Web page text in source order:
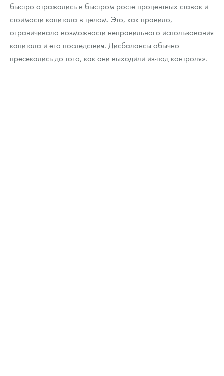
быстро отражались в быстром росте процентных ставок и
стоимости капитала в целом. Это, как правило,
ограничивало возможности неправильного использования
капитала и его последствия. Дисбалансы обычно
пресекались до того, как они выходили из-под контроля».